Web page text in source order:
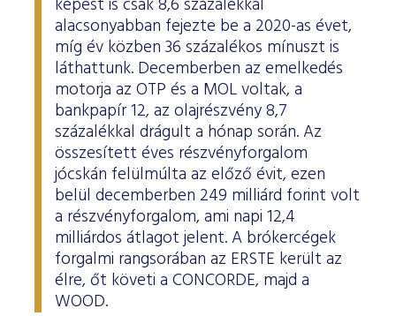
képest is csak 8,6 százalékkal
alacsonyabban fejezte be a 2020-as évet,
míg év közben 36 százalékos mínuszt is
láthattunk. Decemberben az emelkedés
motorja az OTP és a MOL voltak, a
bankpapír 12, az olajrészvény 8,7
százalékkal drágult a hónap során. Az
összesített éves részvényforgalom
jócskán felülmúlta az előző évit, ezen
belül decemberben 249 milliárd forint volt
a részvényforgalom, ami napi 12,4
milliárdos átlagot jelent. A brókercégek
forgalmi rangsorában az ERSTE került az
élre, őt követi a CONCORDE, majd a
WOOD.